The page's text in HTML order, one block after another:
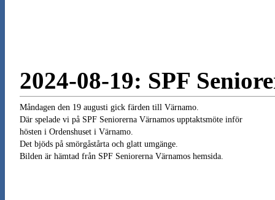
2024-08-19: SPF
Måndagen den 19 augusti gick färden till Värnamo.
Där spelade vi på SPF Seniorerna Värnamos upptaktsmöte inför
hösten i Ordenshuset i Värnamo.
Det bjöds på smörgåstårta och glatt umgänge.
Bilden är hämtad från SPF Seniorerna Värnamos hemsida.